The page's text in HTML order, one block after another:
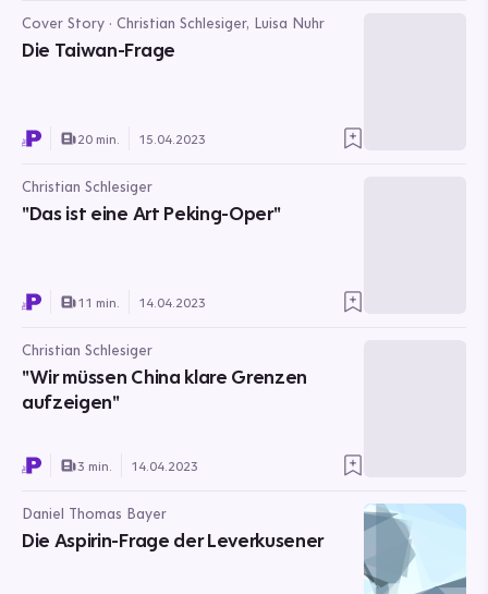
Cover Story · Christian Schlesiger, Luisa Nuhr
Die Taiwan-Frage
20 min. 15.04.2023
Christian Schlesiger
"Das ist eine Art Peking-Oper"
11 min. 14.04.2023
Christian Schlesiger
"Wir müssen China klare Grenzen
aufzeigen"
3 min. 14.04.2023
Daniel Thomas Bayer
Die Aspirin-Frage der Leverkusener